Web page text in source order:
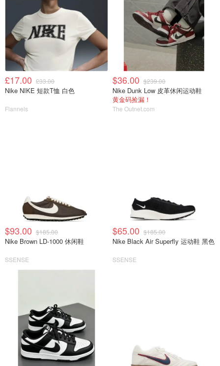
£17.00 £33.00
Nike NIKE 短款T恤 白色
Flannels
$36.00 $239.00
Nike Dunk Low 皮革休闲运动鞋
黄金码捡漏！
The Outnet.com
$93.00 $185.00
Nike Brown LD-1000 休闲鞋
SSENSE
$65.00 $185.00
Nike Black Air Superfly 运动鞋 黑色
SSENSE